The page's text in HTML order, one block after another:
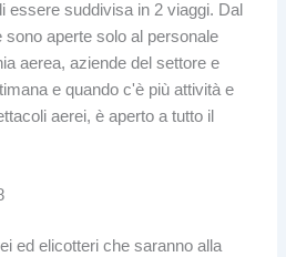
essere suddivisa in 2 viaggi. Dal
aperte solo al personale
aerea, aziende del settore e
e quando c'è più attività e
aerei, è aperto a tutto il
ed elicotteri che saranno alla